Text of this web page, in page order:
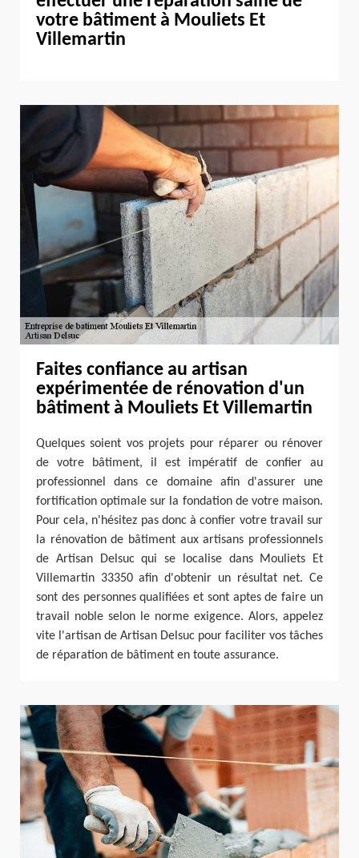
votre bâtiment à Mouliets Et
Villemartin
Faites confiance au artisan
expérimentée de rénovation d'un
bâtiment à Mouliets Et Villemartin
Quelques soient vos projets pour réparer ou rénover
de votre bâtiment, il est impératif de confier au
professionnel dans ce domaine afin d'assurer une
fortification optimale sur la fondation de votre maison.
Pour cela, n'hésitez pas donc à confier votre travail sur
la rénovation de bâtiment aux artisans professionnels
de Artisan Delsuc qui se localise dans Mouliets Et
Villemartin 33350 afin d'obtenir un résultat net. Ce
sont des personnes qualifiées et sont aptes de faire un
travail noble selon le norme exigence. Alors, appelez
vite l'artisan de Artisan Delsuc pour faciliter vos tâches
de réparation de bâtiment en toute assurance.